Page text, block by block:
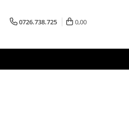
0726.738.725 0,00